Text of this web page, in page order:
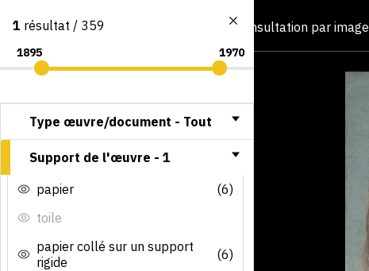
Consultation par image
1 résultat / 359
Type œuvre/document - Tout
Support de l'œuvre - 1
papier
(6)
toile
papier collé sur un support
rigide
(6)